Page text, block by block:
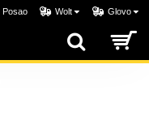
Posao Wolt Glovo